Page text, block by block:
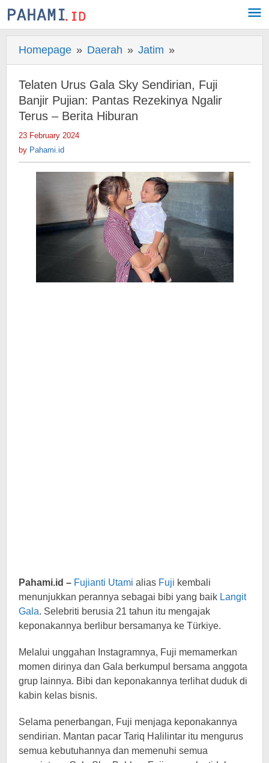
Skip
to
Homepage » Daerah » Jatim »
Urus
Gala
Sky
Pujian:
Pantas
Ngalir
Terus
-
Berita
Hiburan
Telaten Urus Gala Sky Sendirian, Fuji
Banjir Pujian: Pantas Rezekinya Ngalir
Terus – Berita Hiburan
23 February 2024
by Pahami.id
Pahami.id – Fujianti Utami alias Fuji kembali
menunjukkan perannya sebagai bibi yang baik Langit
Gala. Selebriti berusia 21 tahun itu mengajak
keponakannya berlibur bersamanya ke Türkiye.
Melalui unggahan Instagramnya, Fuji memamerkan
momen dirinya dan Gala berkumpul bersama anggota
grup lainnya. Bibi dan keponakannya terlihat duduk di
kabin kelas bisnis.
Selama penerbangan, Fuji menjaga keponakannya
sendirian. Mantan pacar Tariq Halilintar itu mengurus
semua kebutuhannya dan memenuhi semua